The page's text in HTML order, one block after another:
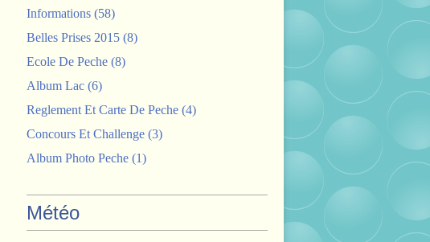
Informations (58)
Belles Prises 2015 (8)
Ecole De Peche (8)
Album Lac (6)
Reglement Et Carte De Peche (4)
Concours Et Challenge (3)
Album Photo Peche (1)
Météo